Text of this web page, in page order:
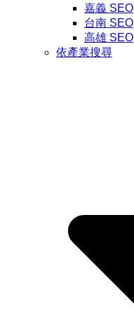
嘉義 SEO
台南 SEO
高雄 SEO
依產業搜尋